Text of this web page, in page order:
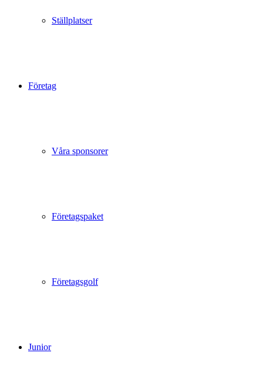
Ställplatser
Företag
Våra sponsorer
Företagspaket
Företagsgolf
Junior